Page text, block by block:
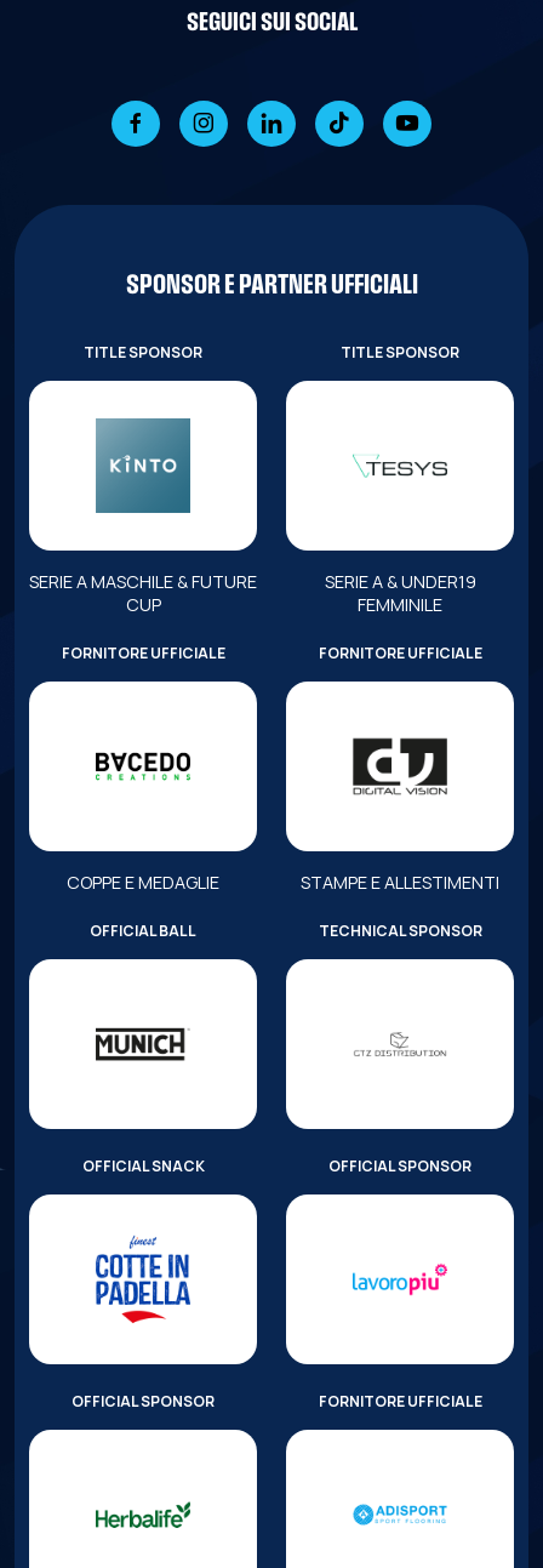
SEGUICI SUI SOCIAL
SPONSOR E PARTNER UFFICIALI
TITLE SPONSOR
SERIE A MASCHILE & FUTURE
CUP
TITLE SPONSOR
SERIE A & UNDER19
FEMMINILE
FORNITORE UFFICIALE
COPPE E MEDAGLIE
FORNITORE UFFICIALE
STAMPE E ALLESTIMENTI
OFFICIAL BALL TECHNICAL SPONSOR
OFFICIAL SNACK OFFICIAL SPONSOR
OFFICIAL SPONSOR FORNITORE UFFICIALE